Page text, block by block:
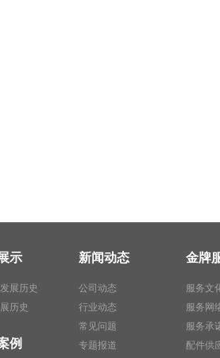
示
展历史
历史
例
新闻动态
公司动态
行业动态
常见问题
专题报道
金牌
服务文
服务网
服务承
配件供